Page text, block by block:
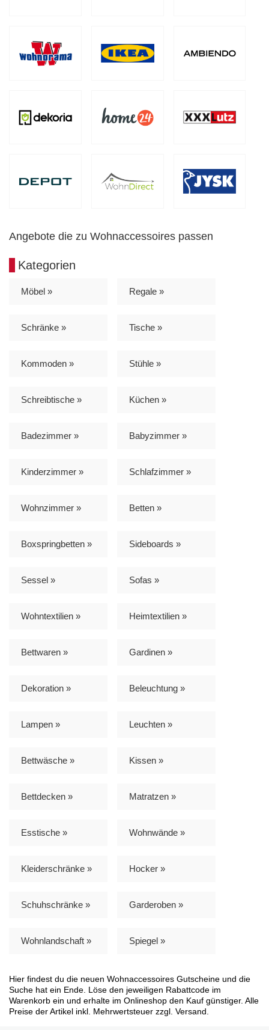
Angebote die zu Wohnaccessoires passen
Kategorien
Möbel » Regale »
Schränke » Tische »
Kommoden » Stühle »
Schreibtische » Küchen »
Badezimmer » Babyzimmer »
Kinderzimmer » Schlafzimmer »
Wohnzimmer » Betten »
Boxspringbetten » Sideboards »
Sessel » Sofas »
Wohntextilien » Heimtextilien »
Bettwaren » Gardinen »
Dekoration » Beleuchtung »
Lampen » Leuchten »
Bettwäsche » Kissen »
Bettdecken » Matratzen »
Esstische » Wohnwände »
Kleiderschränke » Hocker »
Schuhschränke » Garderoben »
Wohnlandschaft » Spiegel »
Hier findest du die neuen Wohnaccessoires Gutscheine und die
Suche hat ein Ende. Löse den jeweiligen Rabattcode im
Warenkorb ein und erhalte im Onlineshop den Kauf günstiger. Alle
Preise der Artikel inkl. Mehrwertsteuer zzgl. Versand.